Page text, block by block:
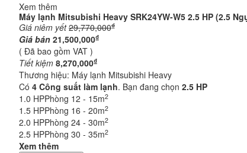
Xem thêm
Máy lạnh Mitsubishi Heavy SRK24YW-W5 2.5 HP (2.5
Giá niêm yết 29,770,000₫
Giá bán 21,500,000₫
( Đã bao gồm VAT )
Tiết kiệm 8,270,000₫
Thương hiệu: Máy lạnh Mitsubishi Heavy
Có 4 Công suất làm lạnh. Bạn đang chọn 2.5 HP
1.0 HPPhòng 12 - 15m2
1.5 HPPhòng 16 - 20m2
2.0 HPPhòng 24 - 30m2
2.5 HPPhòng 30 - 35m2
Xem thêm